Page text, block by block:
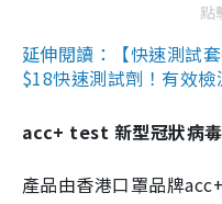
點
延伸閱讀：【快速測試
$18快速測試劑！有效
acc+ test 新型冠狀病
產品由香港口罩品牌